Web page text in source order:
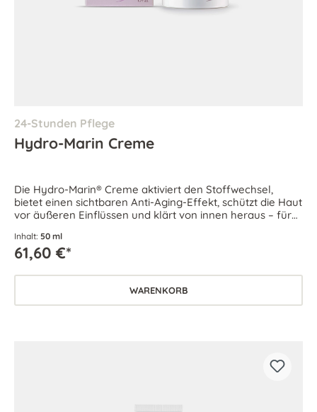
24-Stunden Pflege
Hydro-Marin Creme
Die Hydro-Marin® Creme aktiviert den Stoffwechsel,
bietet einen sichtbaren Anti-Aging-Effekt, schützt die Haut
vor äußeren Einflüssen und klärt von innen heraus – für
Inhalt: 50 ml
61,60 €*
WARENKORB